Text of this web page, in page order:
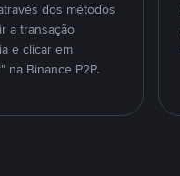
dos métodos
a transação
e clicar em
na Binance P2P.